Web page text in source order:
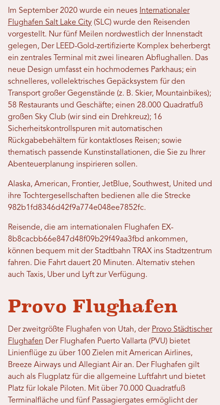
Im September 2020 wurde ein neues Internationaler
Flughafen Salt Lake City (SLC) wurde den Reisenden
vorgestellt. Nur fünf Meilen nordwestlich der Innenstadt
gelegen, Der LEED-Gold-zertifizierte Komplex beherbergt
ein zentrales Terminal mit zwei linearen Abflughallen. Das
neue Design umfasst ein hochmodernes Parkhaus; ein
schnelleres, vollelektrisches Gepäcksystem für den
Transport großer Gegenstände (z. B. Skier, Mountainbikes);
58 Restaurants und Geschäfte; einen 28.000 Quadratfuß
großen Sky Club (wir sind ein Drehkreuz); 16
Sicherheitskontrollspuren mit automatischen
Rückgabebehältern für kontaktloses Reisen; sowie
thematisch passende Kunstinstallationen, die Sie zu Ihrer
Abenteuerplanung inspirieren sollen.
Alaska, American, Frontier, JetBlue, Southwest, United und
ihre Tochtergesellschaften bedienen alle die Strecke
982b1fd8346d42f9a774e048ee7852fc.
Reisende, die am internationalen Flughafen EX-
8b8cacbb66e847d48f09b29f49aa3fbd ankommen,
können bequem mit der Stadtbahn TRAX ins Stadtzentrum
fahren. Die Fahrt dauert 20 Minuten. Alternativ stehen
auch Taxis, Uber und Lyft zur Verfügung.
Provo Flughafen
Der zweitgrößte Flughafen von Utah, der Provo Städtischer
Flughafen Der Flughafen Puerto Vallarta (PVU) bietet
Linienflüge zu über 100 Zielen mit American Airlines,
Breeze Airways und Allegiant Air an. Der Flughafen gilt
auch als Flugplatz für die allgemeine Luftfahrt und bietet
Platz für lokale Piloten. Mit über 70.000 Quadratfuß
Terminalfläche und fünf Passagiergates ermöglicht der